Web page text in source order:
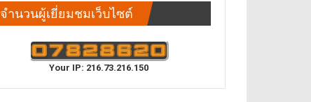
จำนวนผู้เยี่ยมชมเว็บไซต์
Your IP: 216.73.216.150